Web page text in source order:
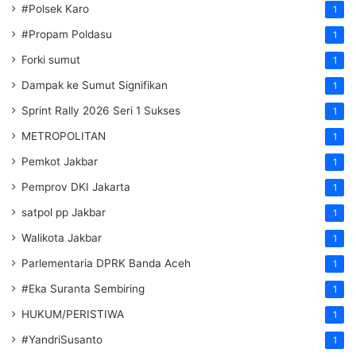
#Polsek Karo 1
#Propam Poldasu 1
Forki sumut 1
Dampak ke Sumut Signifikan 1
Sprint Rally 2026 Seri 1 Sukses 1
METROPOLITAN 1
Pemkot Jakbar 1
Pemprov DKI Jakarta 1
satpol pp Jakbar 1
Walikota Jakbar 1
Parlementaria DPRK Banda Aceh 1
#Eka Suranta Sembiring 1
HUKUM/PERISTIWA 1
#YandriSusanto 1